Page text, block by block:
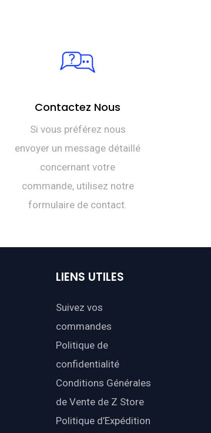
Contactez Nous
Si vous préférez nous
envoyer un message détaillé
concernant votre
commande, utilisez notre
formulaire de contact.
LIENS UTILES
Suivez vos
commandes
Politique de
confidentialité
Conditions Générales
de Vente de Z Store
Politique d’Expédition